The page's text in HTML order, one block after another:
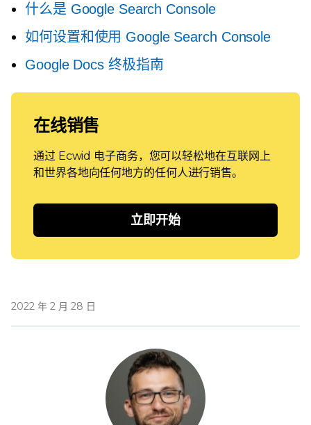
什么是 Google Search Console
如何设置和使用 Google Search Console
Google Docs 终极指南
在线销售
通过 Ecwid 电子商务，您可以轻松地在互联网上
和世界各地向任何地方的任何人进行销售。
立即开始
2022 年 2 月 28 日